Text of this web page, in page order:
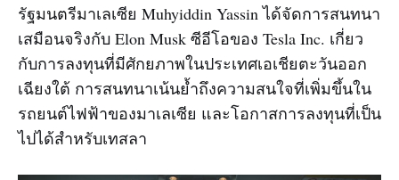
รัฐมนตรีมาเลเซีย Muhyiddin Yassin ได้จัดการสนทนา
เสมือนจริงกับ Elon Musk ซีอีโอของ Tesla Inc. เกี่ยว
กับการลงทุนที่มีศักยภาพในประเทศเอเชียตะวันออก
เฉียงใต้ การสนทนาเน้นย้ำถึงความสนใจที่เพิ่มขึ้นใน
รถยนต์ไฟฟ้าของมาเลเซีย และโอกาสการลงทุนที่เป็น
ไปได้สำหรับเทสลา